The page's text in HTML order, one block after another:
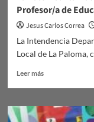
Profesor/a de
Jesus Carlos Correa
La Intendencia
Local de La Paloma,
Leer másLeer
La
Paloma: